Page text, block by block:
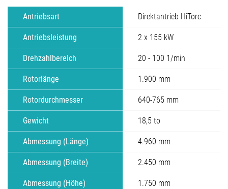
Antriebsart Direktantrieb HiTorc
Antriebsleistung 2 x 155 kW
Drehzahlbereich 20 - 100 1/min
Rotorlänge 1.900 mm
Rotordurchmesser 640-765 mm
Gewicht 18,5 to
Abmessung (Länge) 4.960 mm
Abmessung (Breite) 2.450 mm
Abmessung (Höhe) 1.750 mm